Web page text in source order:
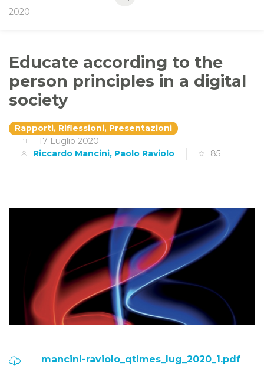
2020
Educate according to the
person principles in a digital
society
Rapporti, Riflessioni, Presentazioni
17 Luglio 2020
Riccardo Mancini, Paolo Raviolo
85
mancini-raviolo_qtimes_lug_2020_1.pdf